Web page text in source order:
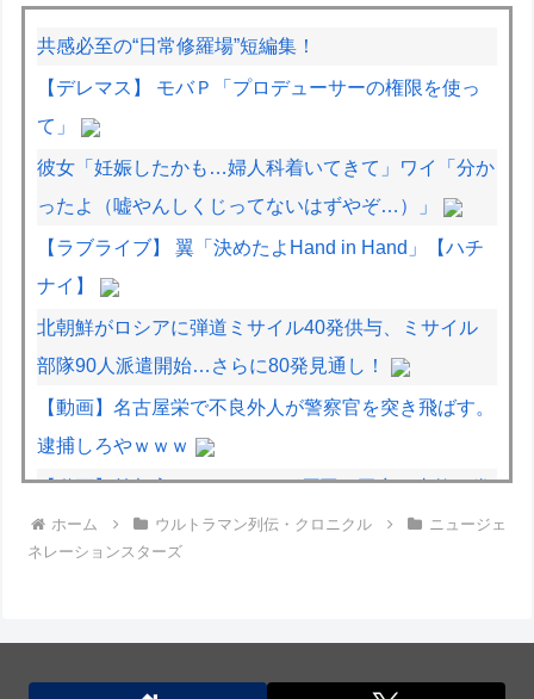
共感必至の“日常修羅場”短編集！
【デレマス】 モバＰ「プロデューサーの権限を使っ
て」
彼女「妊娠したかも…婦人科着いてきて」ワイ「分か
ったよ（嘘やんしくじってないはずやぞ…）」
【ラブライブ】 翼「決めたよHand in Hand」【ハチ
ナイ】
北朝鮮がロシアに弾道ミサイル40発供与、ミサイル
部隊90人派遣開始…さらに80発見通し！
【動画】名古屋栄で不良外人が警察官を突き飛ばす。
逮捕しろやｗｗｗ
【動画】首都高で4tトラックが原因の玉突き事故に巻
き込まれた軽バンの車載。
北朝鮮がロシアに弾道ミサイル40発供与、ミサイル
部隊90人派遣開始…さらに80発見通し！
ホーム ウルトラマン列伝・クロニクル
ニュージェ
ネレーションスターズ